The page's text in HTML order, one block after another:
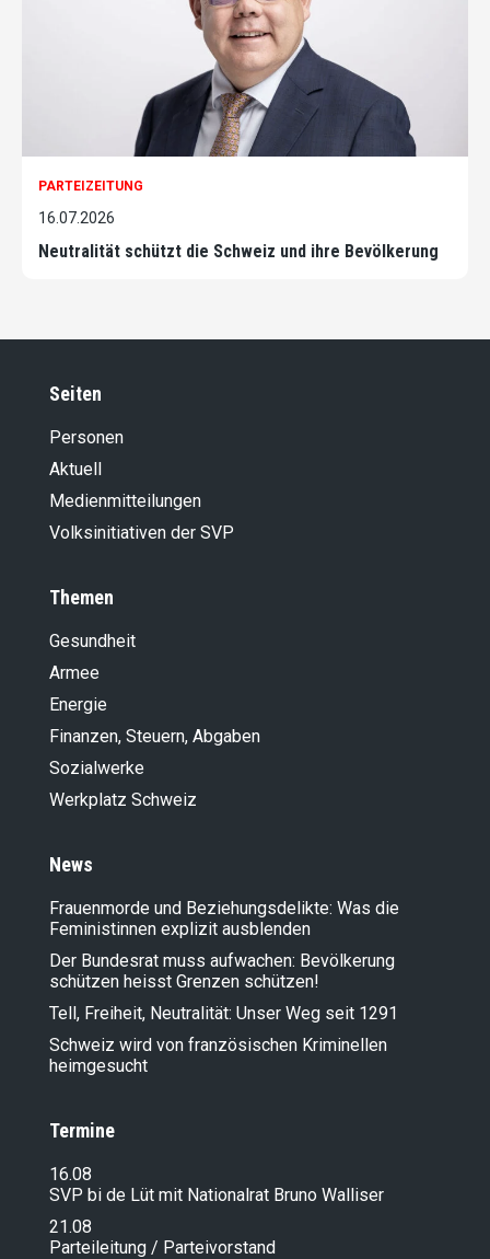
PARTEIZEITUNG
16.07.2026
Neutralität schützt die Schweiz und ihre Bevölkerung
Seiten
Personen
Aktuell
Medienmitteilungen
Volksinitiativen der SVP
Themen
Gesundheit
Armee
Energie
Finanzen, Steuern, Abgaben
Sozialwerke
Werkplatz Schweiz
News
Frauenmorde und Beziehungsdelikte: Was die
Feministinnen explizit ausblenden
Der Bundesrat muss aufwachen: Bevölkerung
schützen heisst Grenzen schützen!
Tell, Freiheit, Neutralität: Unser Weg seit 1291
Schweiz wird von französischen Kriminellen
heimgesucht
Termine
16.08
SVP bi de Lüt mit Nationalrat Bruno Walliser
21.08
Parteileitung / Parteivorstand